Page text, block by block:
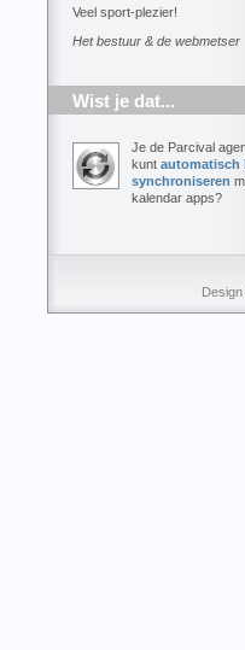
Veel sport-plezier!
Het bestuur & de webmetser
Wist je dat...
Je de Parcival
kunt automatisch
synchroniseren
kalendar apps?